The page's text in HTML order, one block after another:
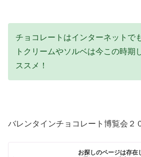
チョコレートはインターネットで
トクリームやソルベは今この時期
ススメ！
バレンタインチョコレート博覧会２
お探しのページは存在